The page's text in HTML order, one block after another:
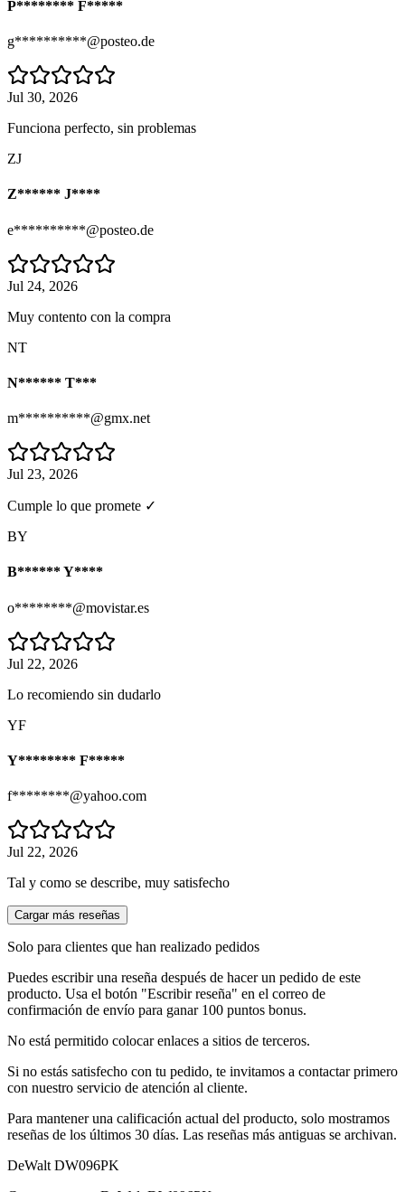
P******** F*****
g**********@posteo.de
Jul 30, 2026
Funciona perfecto, sin problemas
ZJ
Z****** J****
e**********@posteo.de
Jul 24, 2026
Muy contento con la compra
NT
N****** T***
m**********@gmx.net
Jul 23, 2026
Cumple lo que promete ✓
BY
B****** Y****
o********@movistar.es
Jul 22, 2026
Lo recomiendo sin dudarlo
YF
Y******** F*****
f********@yahoo.com
Jul 22, 2026
Tal y como se describe, muy satisfecho
Cargar más reseñas
Solo para clientes que han realizado pedidos
Puedes escribir una reseña después de hacer un pedido de este
producto. Usa el botón "Escribir reseña" en el correo de
confirmación de envío para ganar 100 puntos bonus.
No está permitido colocar enlaces a sitios de terceros.
Si no estás satisfecho con tu pedido, te invitamos a contactar primero
con nuestro servicio de atención al cliente.
Para mantener una calificación actual del producto, solo mostramos
reseñas de los últimos 30 días. Las reseñas más antiguas se archivan.
DeWalt DW096PK